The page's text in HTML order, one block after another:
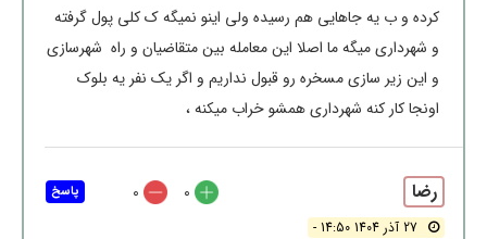
کرده و ب یه جاهایی هم رسیده ولی اینو نمیگه ک کلی پول گرفته
و شهرداری میگه ما اصلا این معامله بین متقاضیان ‌و راه ‌ شهرسازی
و این زیر سازی مسخره رو قبول نداریم و اگر یک نفر یه بلوک
اونجا کار کنه شهرداری همشو خراب میکنه ،
رضا
27 آذر 1404 14:50 -
0
0 پاسخ